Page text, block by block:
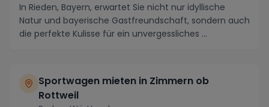
In Rieden, Bayern, erwartet Sie nicht nur idyllische
Natur und bayerische Gastfreundschaft, sondern auch
die perfekte Kulisse für ein unvergessliches ...
Sportwagen mieten in Zimmern ob
Rottweil